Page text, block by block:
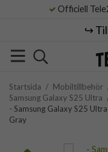
Officiell
↪️
Startsida / Mobiltillbehör
Samsung Galaxy S25 Ultra
- Samsung Galaxy S25
Gray